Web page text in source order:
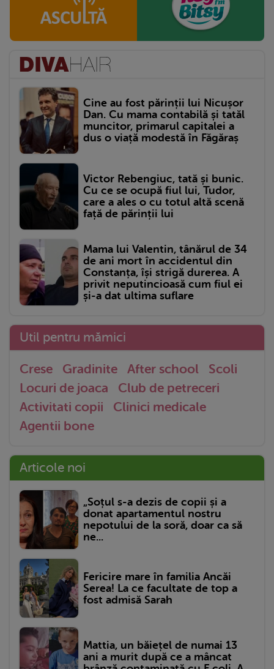
Cine au fost părinții lui Nicușor
Dan. Cu mama contabilă și tatăl
muncitor, primarul capitalei a
dus o viață modestă în Făgăraș
Victor Rebengiuc, tată și bunic.
Cu ce se ocupă fiul lui, Tudor,
care a ales o cu totul altă scenă
față de părinții lui
Mama lui Valentin, tânărul de 34
de ani mort în accidentul din
Constanța, își strigă durerea. A
privit neputincioasă cum fiul ei
și-a dat ultima suflare
Util pentru mămici
Crese Gradinite After school
Scoli
Locuri de joaca
Club de petreceri
Activitati copii
Clinici medicale
Agentii bone
Articole noi
„Soțul s-a dezis de copii și a
donat apartamentul nostru
nepotului de la soră, doar ca să
ne...
Fericire mare în familia Ancăi
Serea! La ce facultate de top a
fost admisă Sarah
Mattia, un băiețel de numai 13
ani a murit după ce a mâncat